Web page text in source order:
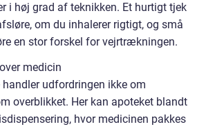
i høj grad af teknikken. Et hurtigt tjek
om du inhalerer rigtigt, og små
en stor forskel for vejrtrækningen.
medicin
handler udfordringen ikke om
overblikket. Her kan apoteket blandt
hvor medicinen pakkes